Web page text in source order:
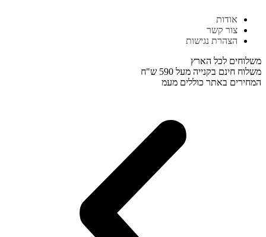
לתוכן
אודות
צור קשר
הצהרת נגישות
משלוחים לכל הארץ
משלוח חינם בקנייה מעל 590 ש"ח
המחירים באתר כוללים מעמ